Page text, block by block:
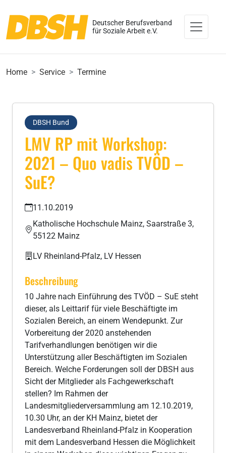
Deutscher Berufsverband
für Soziale Arbeit e.V.
Home Service Termine
DBSH Bund
LMV RP mit Workshop:
2021 – Quo vadis TVÖD –
SuE?
11.10.2019
Katholische Hochschule Mainz, Saarstraße 3,
55122 Mainz
LV Rheinland-Pfalz, LV Hessen
Beschreibung
10 Jahre nach Einführung des TVÖD – SuE steht
dieser, als Leittarif für viele Beschäftigte im
Sozialen Bereich, an einem Wendepunkt. Zur
Vorbereitung der 2020 anstehenden
Tarifverhandlungen benötigen wir die
Unterstützung aller Beschäftigten im Sozialen
Bereich. Welche Forderungen soll der DBSH aus
Sicht der Mitglieder als Fachgewerkschaft
stellen? Im Rahmen der
Landesmitgliederversammlung am 12.10.2019,
10.30 Uhr, an der KH Mainz, bietet der
Landesverband Rheinland-Pfalz in Kooperation
mit dem Landesverband Hessen die Möglichkeit